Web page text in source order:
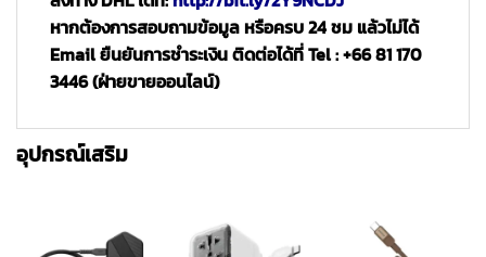
หากต้องการสอบถามข้อมูล หรือครบ 24 ชม แล้วไม่ได้
Email ยืนยันการชำระเงิน ติดต่อได้ที่ Tel : +66 81 170
3446 (ฝ่ายขายออนไลน์)
อุปกรณ์เสริม